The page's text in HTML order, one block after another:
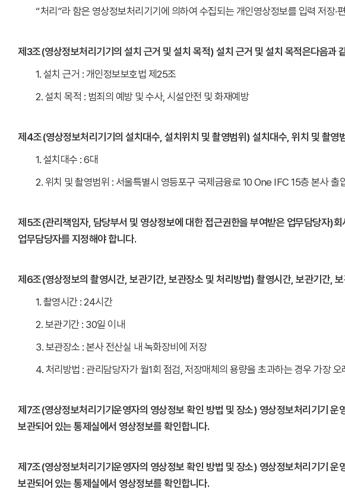
“처리”라 함은 영상정보처리기기에 의하여 수집되는 개인영상정보를 입력 저장
제3조(영상정보처리기기의 설치 근거 및 설치 목적) 설치 근거 및 설치 목적은다음과
1. 설치 근거 : 개인정보보호법 제25조
2. 설치 목적 : 범죄의 예방 및 수사, 시설안전 및 화재예방
제4조(영상정보처리기기의 설치대수, 설치위치 및 촬영범위) 설치대수, 위치 및 촬영
1. 설치대수 : 6대
2. 위치 및 촬영범위 : 서울특별시 영등포구 국제금융로 10 One IFC 15층 본사 출
제5조(관리책임자, 담당부서 및 영상정보에 대한 접근권한을 부여받은 업무담당자)
업무담당자를 지정해야 합니다.
제6조(영상정보의 촬영시간, 보관기간, 보관장소 및 처리방법) 촬영시간, 보관기간,
1. 촬영시간 : 24시간
2. 보관기간 : 30일 이내
3. 보관장소 : 본사 전산실 내 녹화장비에 저장
4. 처리방법 : 관리담당자가 월1회 점검, 저장매체의 용량을 초과하는 경우 가장
제7조(영상정보처리기기운영자의 영상정보 확인 방법 및 장소) 영상정보처리기기
보관되어 있는 통제실에서 영상정보를 확인합니다.
제7조(영상정보처리기기운영자의 영상정보 확인 방법 및 장소) 영상정보처리기기
보관되어 있는 통제실에서 영상정보를 확인합니다.